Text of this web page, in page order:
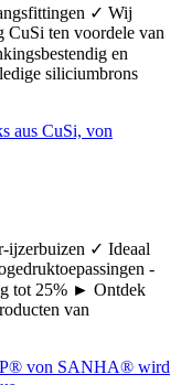
✓ Wij
CuSi ten voordele van
en
siliciumbrons
ijzerbuizen ✓ Ideaal
-
tot 25% ► Ontdek
van